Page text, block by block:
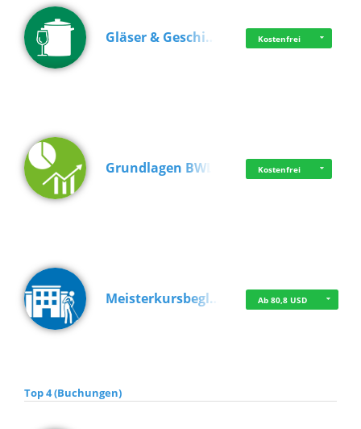
Gläser & Geschi… Kostenfrei
Grundlagen BWL Kostenfrei
Meisterkursbegl… Ab 80,8 USD
Top 4 (Buchungen)